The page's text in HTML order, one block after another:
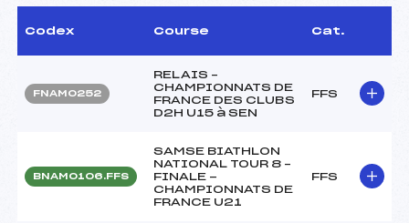
Codex Course Cat.
FNAM0252
RELAIS –
CHAMPIONNATS DE
FRANCE DES CLUBS
D2H U15 à SEN
FFS
BNAM0106.FFS
SAMSE BIATHLON
NATIONAL TOUR 8 –
FINALE -
CHAMPIONNATS DE
FRANCE U21
FFS